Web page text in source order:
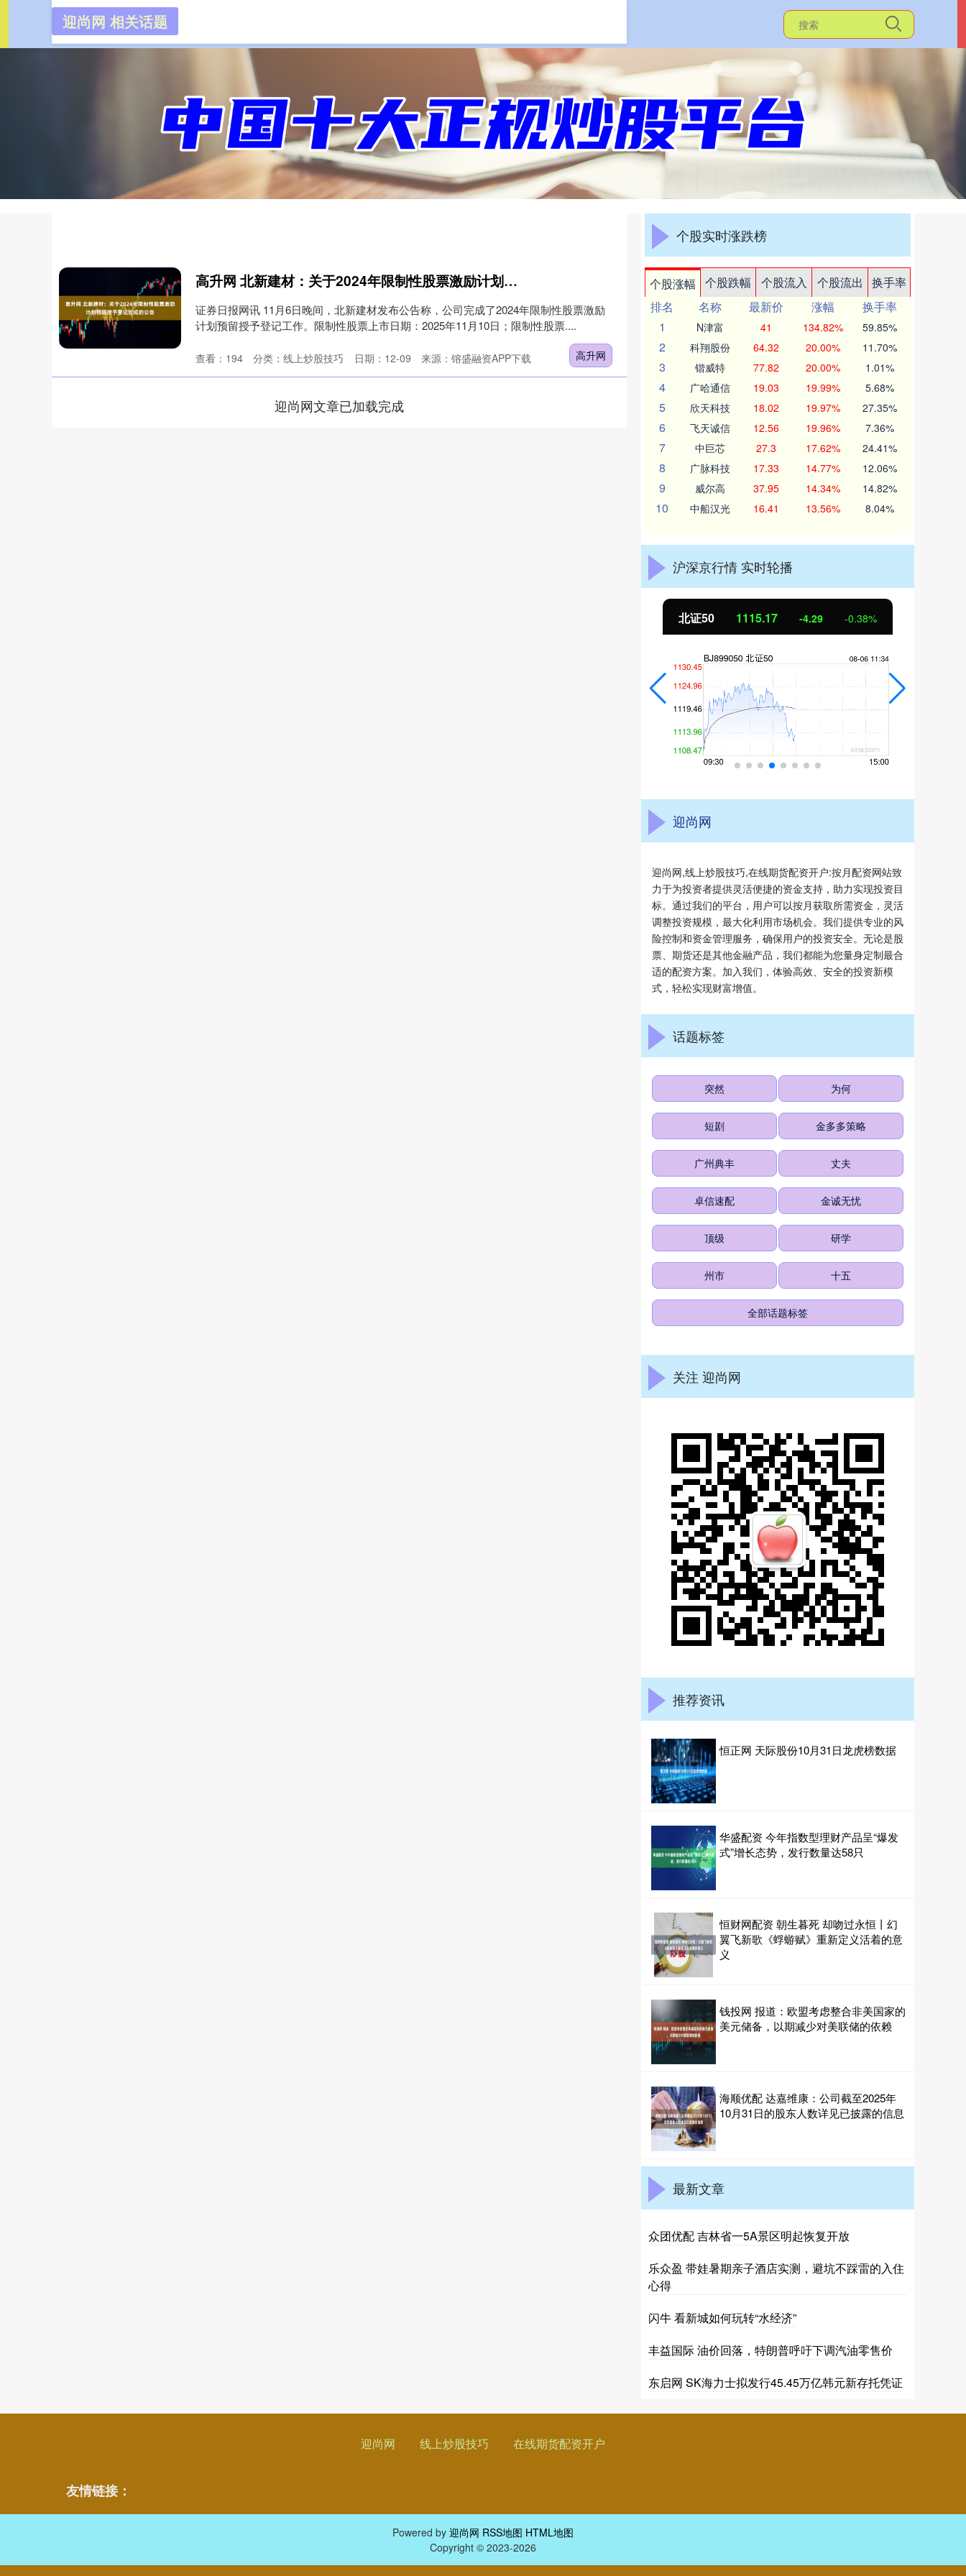
迎尚网 相关话题
高升网 北新建材：关于2024年限制性股票激励计划预留授予登记完成的公告
证券日报网讯 11月6日晚间，北新建材发布公告称，公司完成了2024年限制性股票激励
计划预留授予登记工作。限制性股票上市日期：2025年11月10日；限制性股票....
高升网
日期：12-09 来源：镕盛融资APP下载
查看： 194 分类： 线上炒股技巧
迎尚网文章已加载完成
个股实时涨跌榜
个股涨幅 个股跌幅 个股流入 个股流出
换手率
排名
名称 最新价 涨幅
换手率
1
N津富 41 134.82% 59.85%
2 科翔股份 64.32 20.00% 11.70%
3 锴威特 77.82 20.00% 1.01%
4 广哈通信 19.03 19.99% 5.68%
5 欣天科技 18.02 19.97% 27.35%
6 飞天诚信 12.56 19.96% 7.36%
7 中巨芯 27.3 17.62% 24.41%
8 广脉科技 17.33 14.77% 12.06%
9 威尔高 37.95 14.34% 14.82%
10 中船汉光 16.41 13.56% 8.04%
沪深京行情 实时轮播
北证50 1115.17 -4.29 -0.38%
迎尚网
迎尚网,线上炒股技巧,在线期货配资开户:按月配资网站致
力于为投资者提供灵活便捷的资金支持，助力实现投资目
标。通过我们的平台，用户可以按月获取所需资金，灵活
调整投资规模，最大化利用市场机会。我们提供专业的风
险控制和资金管理服务，确保用户的投资安全。无论是股
票、期货还是其他金融产品，我们都能为您量身定制最合
适的配资方案。加入我们，体验高效、安全的投资新模
式，轻松实现财富增值。
话题标签
突然 为何
短剧 金多多策略
广州典丰 丈夫
卓信速配 金诚无忧
顶级 研学
州市 十五
全部话题标签
关注 迎尚网
推荐资讯
恒正网 天际股份10月31日龙虎榜数据
华盛配资 今年指数型理财产品呈“爆发
式”增长态势，发行数量达58只
恒财网配资 朝生暮死 却吻过永恒丨幻
翼飞新歌《蜉蝣赋》重新定义活着的意
义
钱投网 报道：欧盟考虑整合非美国家的
美元储备，以期减少对美联储的依赖
海顺优配 达嘉维康：公司截至2025年
10月31日的股东人数详见已披露的信息
最新文章
众团优配 吉林省一5A景区明起恢复开放
乐众盈 带娃暑期亲子酒店实测，避坑不踩雷的入住
心得
闪牛 看新城如何玩转“水经济”
丰益国际 油价回落，特朗普呼吁下调汽油零售价
东启网 SK海力士拟发行45.45万亿韩元新存托凭证
迎尚网 线上炒股技巧 在线期货配资开户
友情链接：
Powered by 迎尚网 RSS地图 HTML地图
Copyright © 2023-2026